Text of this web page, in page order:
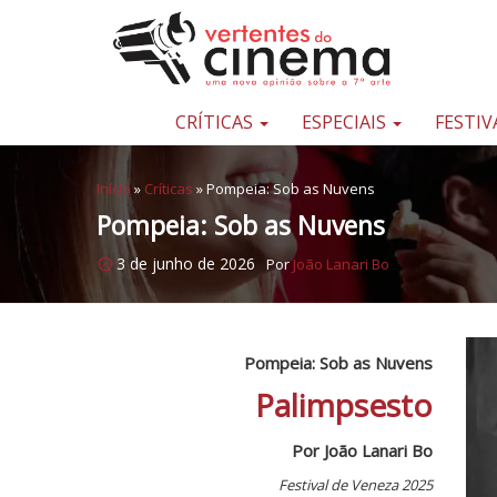
Pular para o conteúdo
Uma
sobre
sétima
arte
CRÍTICAS ESPECIAIS
Início » Críticas »Pompeia: Sob as Nuvens
Pompeia: Sob as Nuvens
3 de junho de 2026 PorJoão Lanari Bo
Pompeia: Sob as Nuvens
Palimpsesto
Por João Lanari Bo
Festival de Veneza 2025